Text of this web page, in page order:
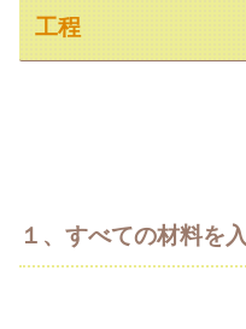
工程
１、すべての材料を